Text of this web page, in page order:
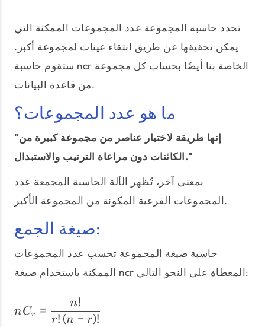
تحدد حاسبة المجموعة عدد المجموعات الممكنة التي
يمكن تحقيقها عن طريق انتقاء عينات لمجموعة أكبر.
ستقوم حاسبة ncr الخاصة بنا أيضًا بحساب كل مجموعة
من قاعدة البيانات.
ما هو عدد المجموعات؟
"إنها طريقة لاختيار عناصر من مجموعة كبيرة من
الكائنات دون مراعاة الترتيب والاستبدال."
بمعنى آخر، تُظهر الآلة الحاسبة المجمعة عدد
المجموعات الفرعية المكونة من المجموعة الأكبر.
صيغة الجمع:
حاسبة صيغة المجموعة تحسب عدد المجموعات
الممكنة باستخدام صيغة ncr المعطاة على النحو التالي:
nCr =
r! (n − r)!
n!